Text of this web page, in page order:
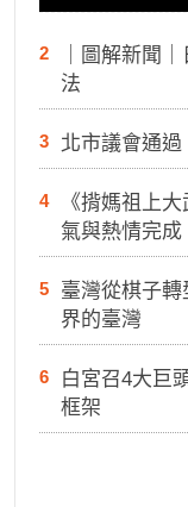
2
｜圖解新聞
法
3 北市議會通
4
《揹媽祖上
氣與熱情完成
5
臺灣從棋子
界的臺灣
6
白宮召4大巨
框架